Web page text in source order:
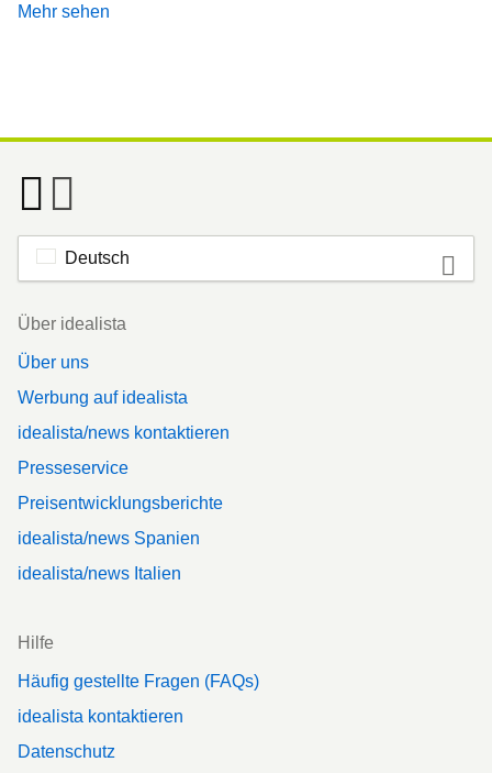
Mehr sehen
Deutsch
Footer
Über idealista
Über uns
Werbung auf idealista
idealista/news kontaktieren
Presseservice
Preisentwicklungsberichte
idealista/news Spanien
idealista/news Italien
Hilfe
Häufig gestellte Fragen (FAQs)
idealista kontaktieren
Datenschutz